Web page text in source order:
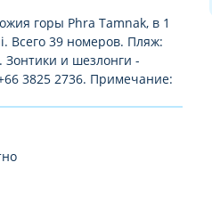
горы Phra Tamnak, в 1
Всего 39 номеров. Пляж:
и шезлонги -
3825 2736. Примечание: